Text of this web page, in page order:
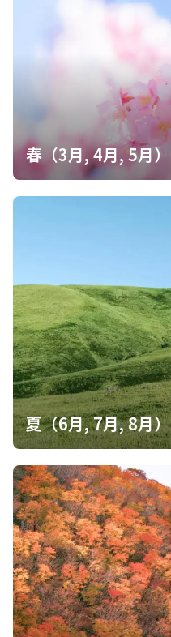
春（3月, 4月, 5月）
夏（6月, 7月, 8月）